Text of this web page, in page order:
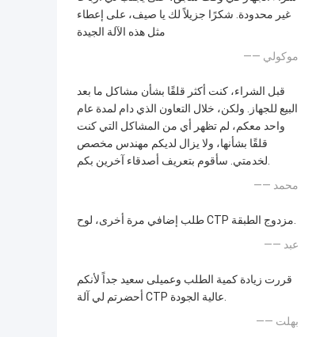
غير محدودة. شكرًا جزيلاً لك يا صيف، على إعطاء
مثل هذه الآلة الجيدة
—— موكولي
قبل الشراء، كنت أكثر قلقًا بشأن مشاكل ما بعد
البيع للجهاز. ولكن، خلال التعاون الذي دام لمدة عام
واحد معكم، لم تظهر أي من المشاكل التي كنت
قلقًا بشأنها، ولا يزال لديكم مهندس مخصص
لخدمتي. سأقوم بتعريف أصدقاء آخرين بكم.
—— محمد
طلب إضافي مرة أخرى، لوح CTP مزدوج الطبقة.
—— عبد
قررت زيادة كمية الطلب وعميلى سعيد جداً لأنكم
أحضرتم لي آلة CTP عالية الجودة.
—— بهلت